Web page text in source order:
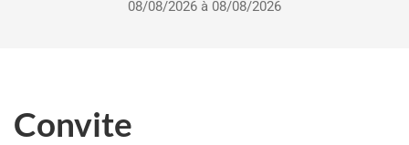
08/08/2026 à 08/08/2026
Convite